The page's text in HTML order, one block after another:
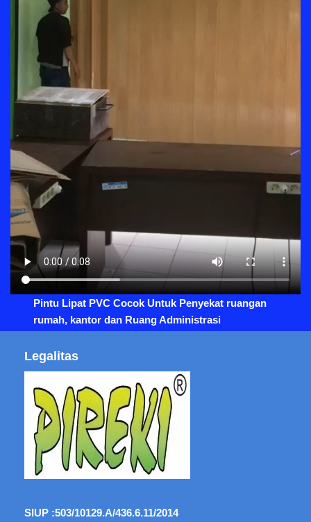
Pintu Lipat PVC Cocok Untuk Penyekat ruangan
rumah, kantor dan Ruang Administrasi
Legalitas
SIUP :503/10129.A/436.6.11/2014